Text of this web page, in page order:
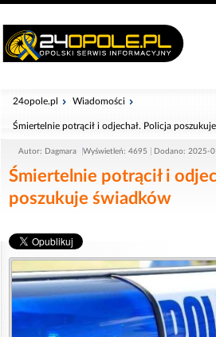
24opole.pl Wiadomości
Śmiertelnie potrącił i odjechał. Policja
Autor: Dagmara Wyświetleń: 4695 Dodano: 2025-
Śmiertelnie potrącił i
poszukuje świadków